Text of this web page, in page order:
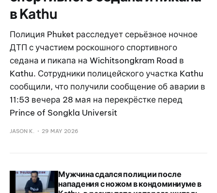
в Kathu
Полиция Phuket расследует серьёзное ночное
ДТП с участием роскошного спортивного
седана и пикапа на Wichitsongkram Road в
Kathu. Сотрудники полицейского участка Kathu
сообщили, что получили сообщение об аварии в
11:53 вечера 28 мая на перекрёстке перед
Prince of Songkla Universit
JASON K. 29 MAY 2026
Мужчина сдался полиции после
нападения с ножом в кондоминиуме в